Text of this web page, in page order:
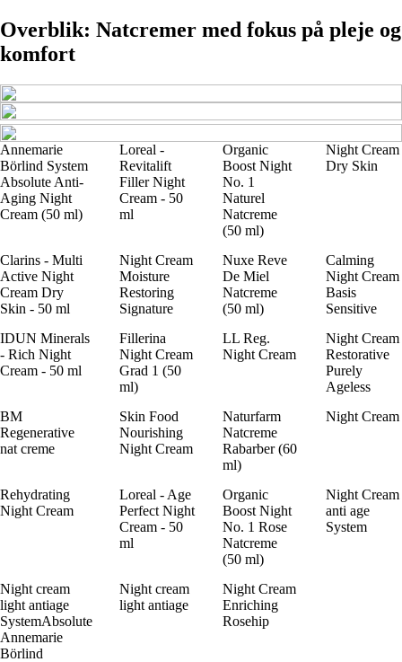
Overblik: Natcremer med fokus på pleje og
komfort
Annemarie
Börlind System
Absolute Anti-
Aging Night
Cream (50 ml)
Loreal -
Revitalift
Filler Night
Cream - 50
ml
Organic
Boost Night
No. 1
Naturel
Natcreme
(50 ml)
Night Cream
Dry Skin
Clarins - Multi
Active Night
Cream Dry
Skin - 50 ml
Night Cream
Moisture
Restoring
Signature
Nuxe Reve
De Miel
Natcreme
(50 ml)
Calming
Night Cream
Basis
Sensitive
IDUN Minerals
- Rich Night
Cream - 50 ml
Fillerina
Night Cream
Grad 1 (50
ml)
LL Reg.
Night Cream
Night Cream
Restorative
Purely
Ageless
BM
Regenerative
nat creme
Skin Food
Nourishing
Night Cream
Naturfarm
Natcreme
Rabarber (60
ml)
Night Cream
Rehydrating
Night Cream
Loreal - Age
Perfect Night
Cream - 50
ml
Organic
Boost Night
No. 1 Rose
Natcreme
(50 ml)
Night Cream
anti age
System
Night cream
light antiage
SystemAbsolute
Annemarie
Börlind
Night cream
light antiage
Night Cream
Enriching
Rosehip